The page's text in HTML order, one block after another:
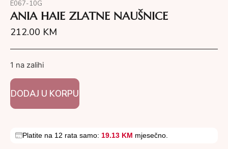
E067-10G
ANIA HAIE ZLATNE NAUŠNICE
212.00 KM
1 na zalihi
DODAJ U KORPU
Platite na 12 rata samo: 19.13 KM mjesečno.